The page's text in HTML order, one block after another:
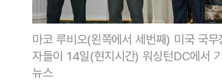
마코 루비오(왼쪽에서 세번째) 미국 국
자들이 14일(현지시간) 워싱턴DC에서
뉴스